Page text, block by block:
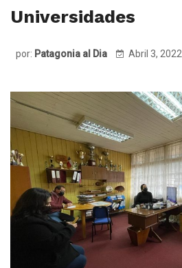
Universidades
por: Patagonia al Dia Abril 3, 2022